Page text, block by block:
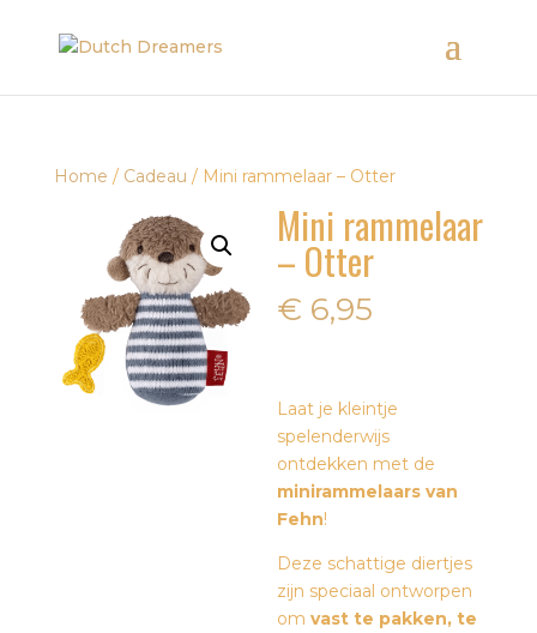
Home / Cadeau / Mini rammelaar – Otter
Mini rammelaar
– Otter
€ 6,95
Laat je kleintje
spelenderwijs
ontdekken met de
minirammelaars van
Fehn!
Deze schattige diertjes
zijn speciaal ontworpen
omvast te pakken, te